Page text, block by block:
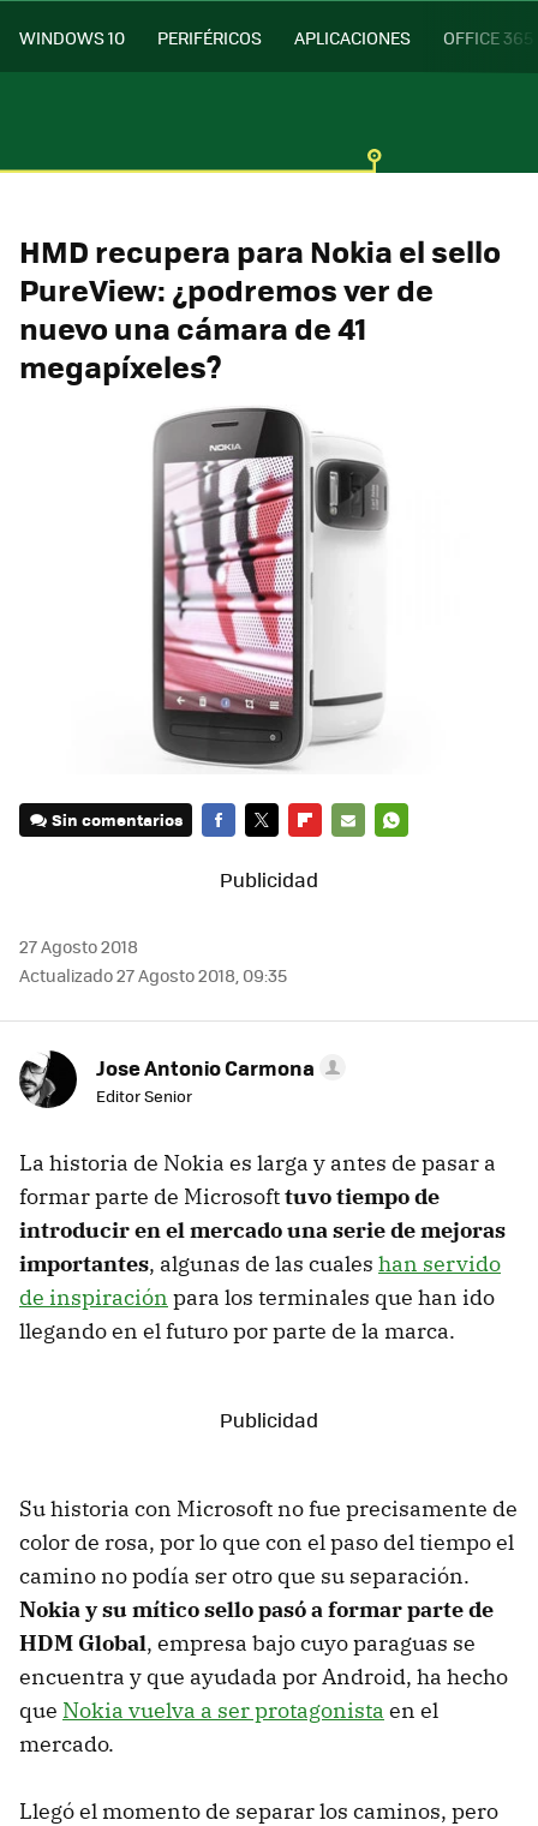
WINDOWS 10 PERIFÉRICOS APLICACIONES OFFICE 365
HMD recupera para Nokia el sello
PureView: ¿podremos ver de
nuevo una cámara de 41
megapíxeles?
Sin comentarios
27 Agosto 2018
Actualizado 27 Agosto 2018, 09:35
Jose Antonio Carmona
Editor Senior
La historia de Nokia es larga y antes de pasar a
formar parte de Microsofttuvo tiempo de
introducir en el mercado una serie de mejoras
importantes, algunas de las cuales han servido
de inspiración para los terminales que han ido
llegando en el futuro por parte de la marca.
Su historia con Microsoft no fue precisamente de
color de rosa, por lo que con el paso del tiempo el
camino no podía ser otro que su separación.
Nokia y su mítico sello pasó a formar parte de
HDM Global, empresa bajo cuyo paraguas se
encuentra y que ayudada por Android, ha hecho
que Nokia vuelva a ser protagonista en el
mercado.
Llegó el momento de separar los caminos, pero